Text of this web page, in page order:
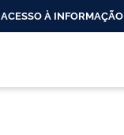
CONTEÚDO
ACESSO À INFORMAÇÃO